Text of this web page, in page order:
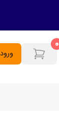
ورود
0